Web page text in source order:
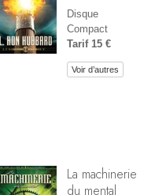
Disque
Compact
Tarif 15 €
Voir d’autres
La machinerie
du mental